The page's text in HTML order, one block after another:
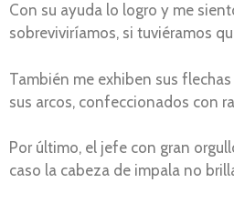
Con su ayuda lo logro y me
sobreviviríamos, si tuviéramos
También me exhiben sus
sus arcos, confeccionados con
Por último, el jefe con gran
caso la cabeza de impala no